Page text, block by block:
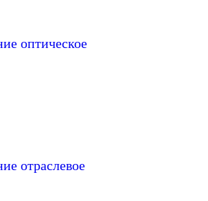
оптическое
отраслевое